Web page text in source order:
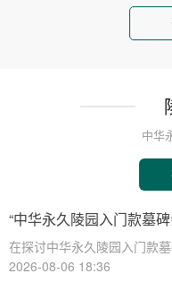
中华
“中华永久陵园入门款墓
次性付清享折上折：超值
择的完美结合”
在探讨中华永久陵园入门款
一主题时，我们首先需要理解
2026-08-06 18:36